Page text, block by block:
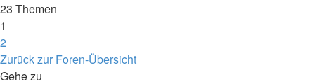
23 Themen
1
2
Nächste
Zurück zur Foren-Übersicht
Gehe zu